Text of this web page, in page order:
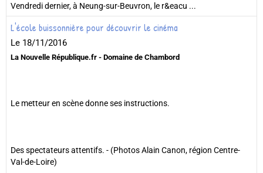
Vendredi dernier, à Neung-sur-Beuvron, le r&eacu ...
L'école buissonnière pour découvrir le cinéma
Le 18/11/2016
La Nouvelle République.fr - Domaine de Chambord
Le metteur en scène donne ses instructions.
Des spectateurs attentifs. - (Photos Alain Canon, région Centre-
Val-de-Loire)